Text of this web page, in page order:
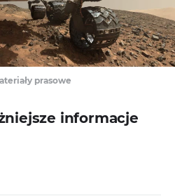
prasowe
informacje